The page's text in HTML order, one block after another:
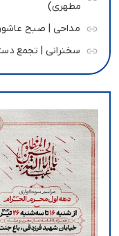
مطهری)
مداحی | صبح عاشورا دهه
سخنرانی | تجمع